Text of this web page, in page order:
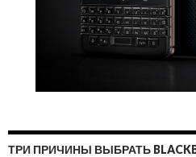
ТРИ ПРИЧИНЫ ВЫБРАТЬ